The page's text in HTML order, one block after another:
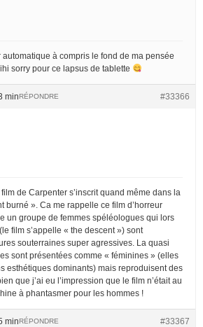
à compris le fond de ma pensée
sorry pour ce lapsus de tablette
min #33366
RÉPONDRE
de Carpenter s’inscrit quand même dans la
burné ». Ca me rappelle ce film d’horreur
un groupe de femmes spéléologues qui lors
film s’appelle « the descent ») sont
souterraines super agressives. La quasi
sont présentées comme « féminines » (elles
esthétiques dominants) mais reproduisent des
que j’ai eu l’impression que le film n’était au
à phantasmer pour les hommes !
min #33367
RÉPONDRE